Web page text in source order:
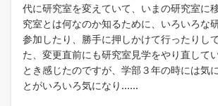
代に研究室を変えていて、いまの研究室に
究室とは何なのか知るために、いろいろな
参加したり、勝手に押しかけて行ったりし
た、変更直前にも研究室見学をやり直して
とき感じたのですが、学部３年の時には気
とがいろいろ気になり......